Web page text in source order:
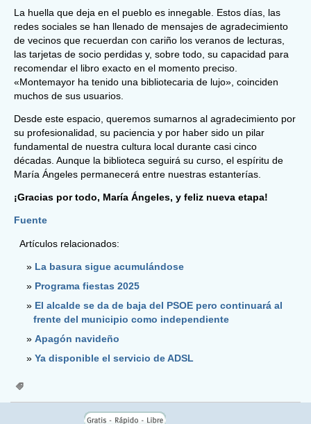
La huella que deja en el pueblo es innegable. Estos días, las
redes sociales se han llenado de mensajes de agradecimiento
de vecinos que recuerdan con cariño los veranos de lecturas,
las tarjetas de socio perdidas y, sobre todo, su capacidad para
recomendar el libro exacto en el momento preciso.
«Montemayor ha tenido una bibliotecaria de lujo», coinciden
muchos de sus usuarios.
Desde este espacio, queremos sumarnos al agradecimiento por
su profesionalidad, su paciencia y por haber sido un pilar
fundamental de nuestra cultura local durante casi cinco
décadas. Aunque la biblioteca seguirá su curso, el espíritu de
María Ángeles permanecerá entre nuestras estanterías.
¡Gracias por todo, María Ángeles, y feliz nueva etapa!
Fuente
Artículos relacionados:
La basura sigue acumulándose
Programa fiestas 2025
El alcalde se da de baja del PSOE pero continuará al
frente del municipio como independiente
Apagón navideño
Ya disponible el servicio de ADSL